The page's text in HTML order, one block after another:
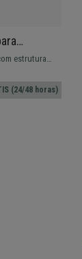
50 mm,
e
estrutura
cadeiras de
(24/48 horas)